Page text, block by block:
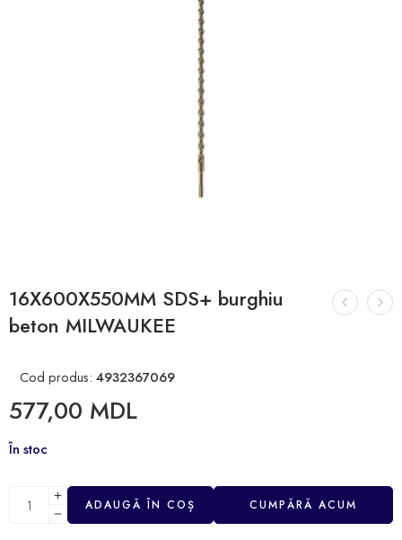
16X600X550MM SDS+ burghiu
beton MILWAUKEE
Cod produs: 4932367069
577,00 MDL
În stoc
ADAUGĂ ÎN COȘ CUMPĂRĂ ACUM